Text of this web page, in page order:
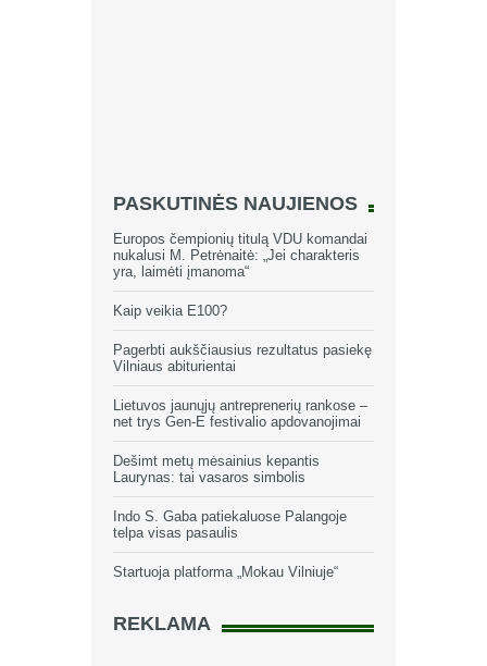
PASKUTINĖS NAUJIENOS
Europos čempionių titulą VDU komandai
nukalusi M. Petrėnaitė: „Jei charakteris
yra, laimėti įmanoma“
Kaip veikia E100?
Pagerbti aukščiausius rezultatus pasiekę
Vilniaus abiturientai
Lietuvos jaunųjų antreprenerių rankose –
net trys Gen-E festivalio apdovanojimai
Dešimt metų mėsainius kepantis
Laurynas: tai vasaros simbolis
Indo S. Gaba patiekaluose Palangoje
telpa visas pasaulis
Startuoja platforma „Mokau Vilniuje“
REKLAMA